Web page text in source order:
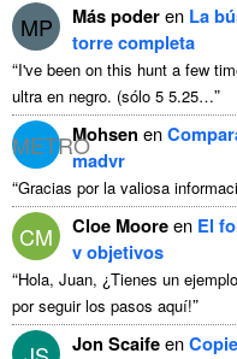
MP Más poderen La
torre completa
“I've been on this hunt a few
ultra en negro. (sólo 5 5.25…”
METROMohsen en
madvr
“Gracias por la valiosa
CM Cloe Mooreen El
v objetivos
“Hola, Juan, ¿Tienes un
por seguir los pasos aquí!”
Jon Scaifeen